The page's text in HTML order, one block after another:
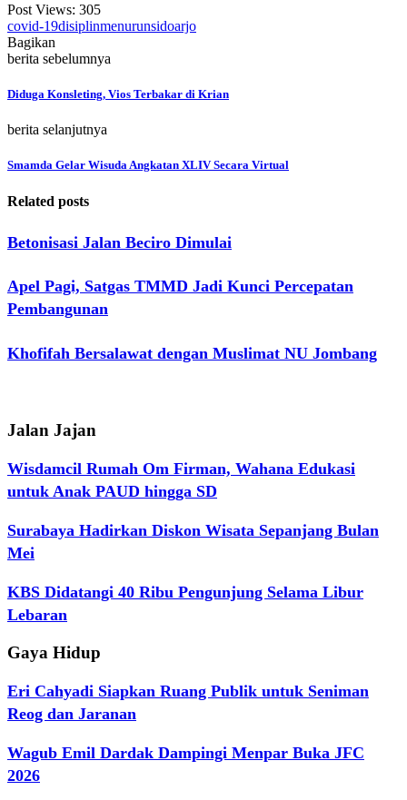
Post Views: 305
covid-19disiplinmenurunsidoarjo
Bagikan
berita sebelumnya
Diduga Konsleting, Vios Terbakar di Krian
berita selanjutnya
Smamda Gelar Wisuda Angkatan XLIV Secara Virtual
Related posts
Betonisasi Jalan Beciro Dimulai
Apel Pagi, Satgas TMMD Jadi Kunci Percepatan
Pembangunan
Khofifah Bersalawat dengan Muslimat NU Jombang
Jalan Jajan
Wisdamcil Rumah Om Firman, Wahana Edukasi
untuk Anak PAUD hingga SD
Surabaya Hadirkan Diskon Wisata Sepanjang Bulan
Mei
KBS Didatangi 40 Ribu Pengunjung Selama Libur
Lebaran
Gaya Hidup
Eri Cahyadi Siapkan Ruang Publik untuk Seniman
Reog dan Jaranan
Wagub Emil Dardak Dampingi Menpar Buka JFC
2026